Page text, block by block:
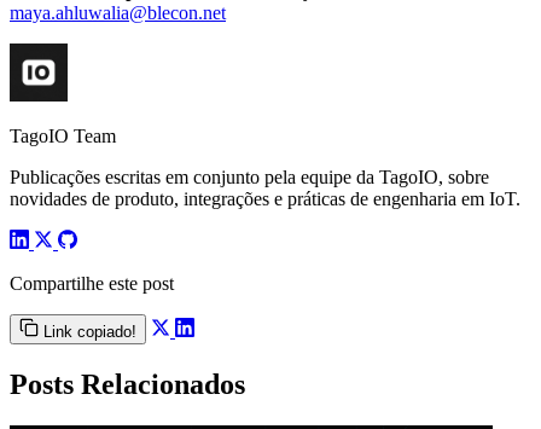
maya.ahluwalia@blecon.net
TagoIO Team
Publicações escritas em conjunto pela equipe da TagoIO, sobre
novidades de produto, integrações e práticas de engenharia em IoT.
Compartilhe este post
Link copiado!
Posts Relacionados